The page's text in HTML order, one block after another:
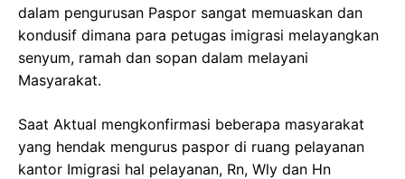
dalam pengurusan Paspor sangat memuaskan dan
kondusif dimana para petugas imigrasi melayangkan
senyum, ramah dan sopan dalam melayani
Masyarakat.
Saat Aktual mengkonfirmasi beberapa masyarakat
yang hendak mengurus paspor di ruang pelayanan
kantor Imigrasi hal pelayanan, Rn, Wly dan Hn